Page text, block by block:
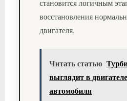
становится логичным
восстановления
двигателя.
Читать статью
выглядит в двигателе
автомобиля